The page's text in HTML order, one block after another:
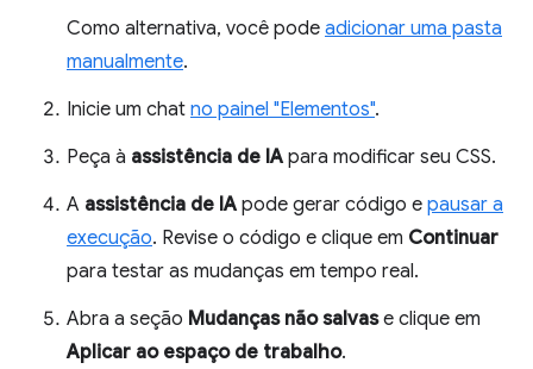
Como alternativa, você pode adicionar uma pasta
manualmente.
Inicie um chat no painel "Elementos".
Peça à assistência de IA para modificar seu CSS.
A assistência de IA pode gerar código e pausar a
execução. Revise o código e clique em Continuar
para testar as mudanças em tempo real.
Abra a seção Mudanças não salvase clique em
Aplicar ao espaço de trabalho.